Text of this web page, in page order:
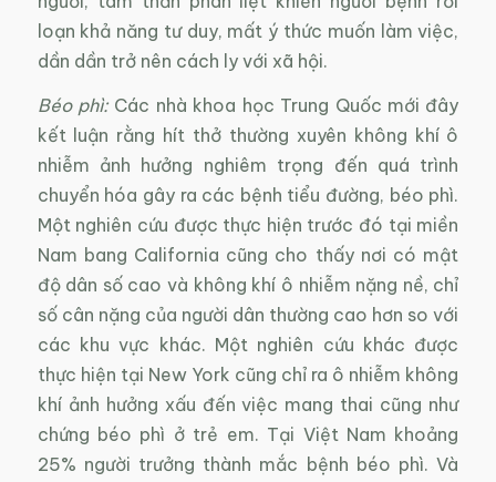
loạn khả năng tư duy, mất ý thức muốn làm việc,
dần dần trở nên cách ly với xã hội.
Béo phì:Các nhà khoa học Trung Quốc mới đây
kết luận rằng hít thở thường xuyên không khí ô
nhiễm ảnh hưởng nghiêm trọng đến quá trình
chuyển hóa gây ra các bệnh tiểu đường, béo phì.
Một nghiên cứu được thực hiện trước đó tại miền
Nam bang California cũng cho thấy nơi có mật
độ dân số cao và không khí ô nhiễm nặng nề, chỉ
số cân nặng của người dân thường cao hơn so với
các khu vực khác. Một nghiên cứu khác được
thực hiện tại New York cũng chỉ ra ô nhiễm không
khí ảnh hưởng xấu đến việc mang thai cũng như
chứng béo phì ở trẻ em. Tại Việt Nam khoảng
25% người trưởng thành mắc bệnh béo phì. Và